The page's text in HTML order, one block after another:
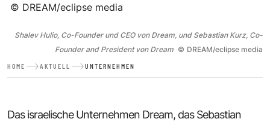
© DREAM/eclipse media
Shalev Hulio, Co-Founder und CEO von Dream, und Sebastian Kurz, Co-
Founder and President von Dream © DREAM/eclipse media
HOME AKTUELL UNTERNEHMEN
Das israelische Unternehmen Dream, das Sebastian